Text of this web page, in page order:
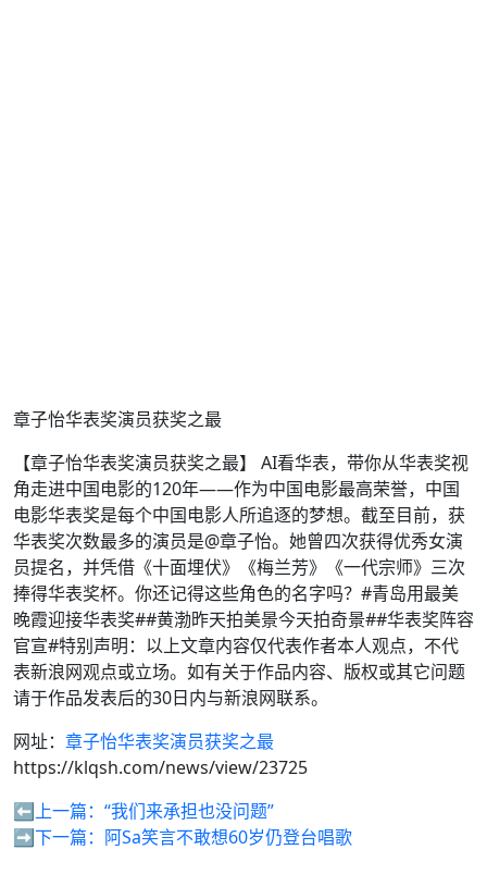
章子怡华表奖演员获奖之最
【章子怡华表奖演员获奖之最】 AI看华表，带你从华表奖视
角走进中国电影的120年——作为中国电影最高荣誉，中国
电影华表奖是每个中国电影人所追逐的梦想。截至目前，获
华表奖次数最多的演员是@章子怡。她曾四次获得优秀女演
员提名，并凭借《十面埋伏》《梅兰芳》《一代宗师》三次
捧得华表奖杯。你还记得这些角色的名字吗？#青岛用最美
晚霞迎接华表奖##黄渤昨天拍美景今天拍奇景##华表奖阵容
官宣#特别声明：以上文章内容仅代表作者本人观点，不代
表新浪网观点或立场。如有关于作品内容、版权或其它问题
请于作品发表后的30日内与新浪网联系。
网址： 章子怡华表奖演员获奖之最
https://klqsh.com/news/view/23725
⬅️上一篇： “我们来承担也没问题”
➡️下一篇： 阿Sa笑言不敢想60岁仍登台唱歌